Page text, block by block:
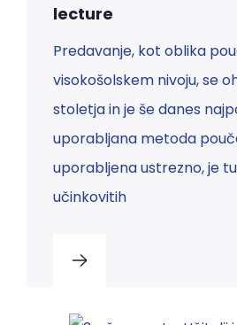
lecture
Predavanje, kot oblika
visokošolskem nivoju, se
stoletja in je še danes
uporabljana metoda
uporabljena ustrezno, je
učinkovitih